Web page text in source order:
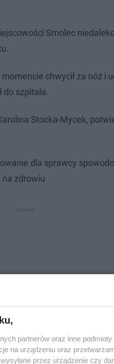
Smolec
chwycił za nóż i
do szpitala.
Stocka-Mycek,
dla sprawcy
zdrowiu
partnerów oraz inne
na urządzeniu oraz
przez urządzenie czy